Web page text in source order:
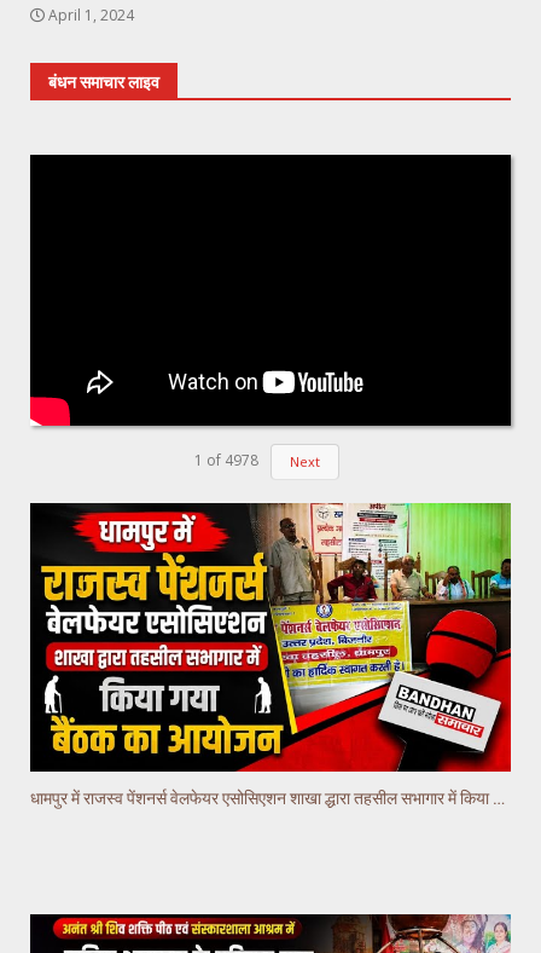
April 1, 2024
बंधन समाचार लाइव
1 of 4978 Next
धामपुर में राजस्व पेंशनर्स वेलफेयर एसोसिएशन शाखा द्धारा तहसील सभागार में किया गया वैठक का आयोजन